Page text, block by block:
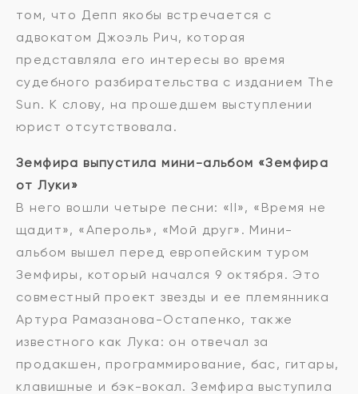
том, что Депп якобы встречается с
адвокатом Джоэль Рич, которая
представляла его интересы во время
судебного разбирательства с изданием The
Sun. К слову, на прошедшем выступлении
юрист отсутствовала.
Земфира выпустила мини-альбом «Земфира
от Луки»
В него вошли четыре песни: «II», «Время не
щадит», «Апероль», «Мой друг». Мини-
альбом вышел перед европейским туром
Земфиры, который начался 9 октября. Это
совместный проект звезды и ее племянника
Артура Рамазанова-Остапенко, также
известного как Лука: он отвечал за
продакшен, программирование, бас, гитары,
клавишные и бэк-вокал. Земфира выступила